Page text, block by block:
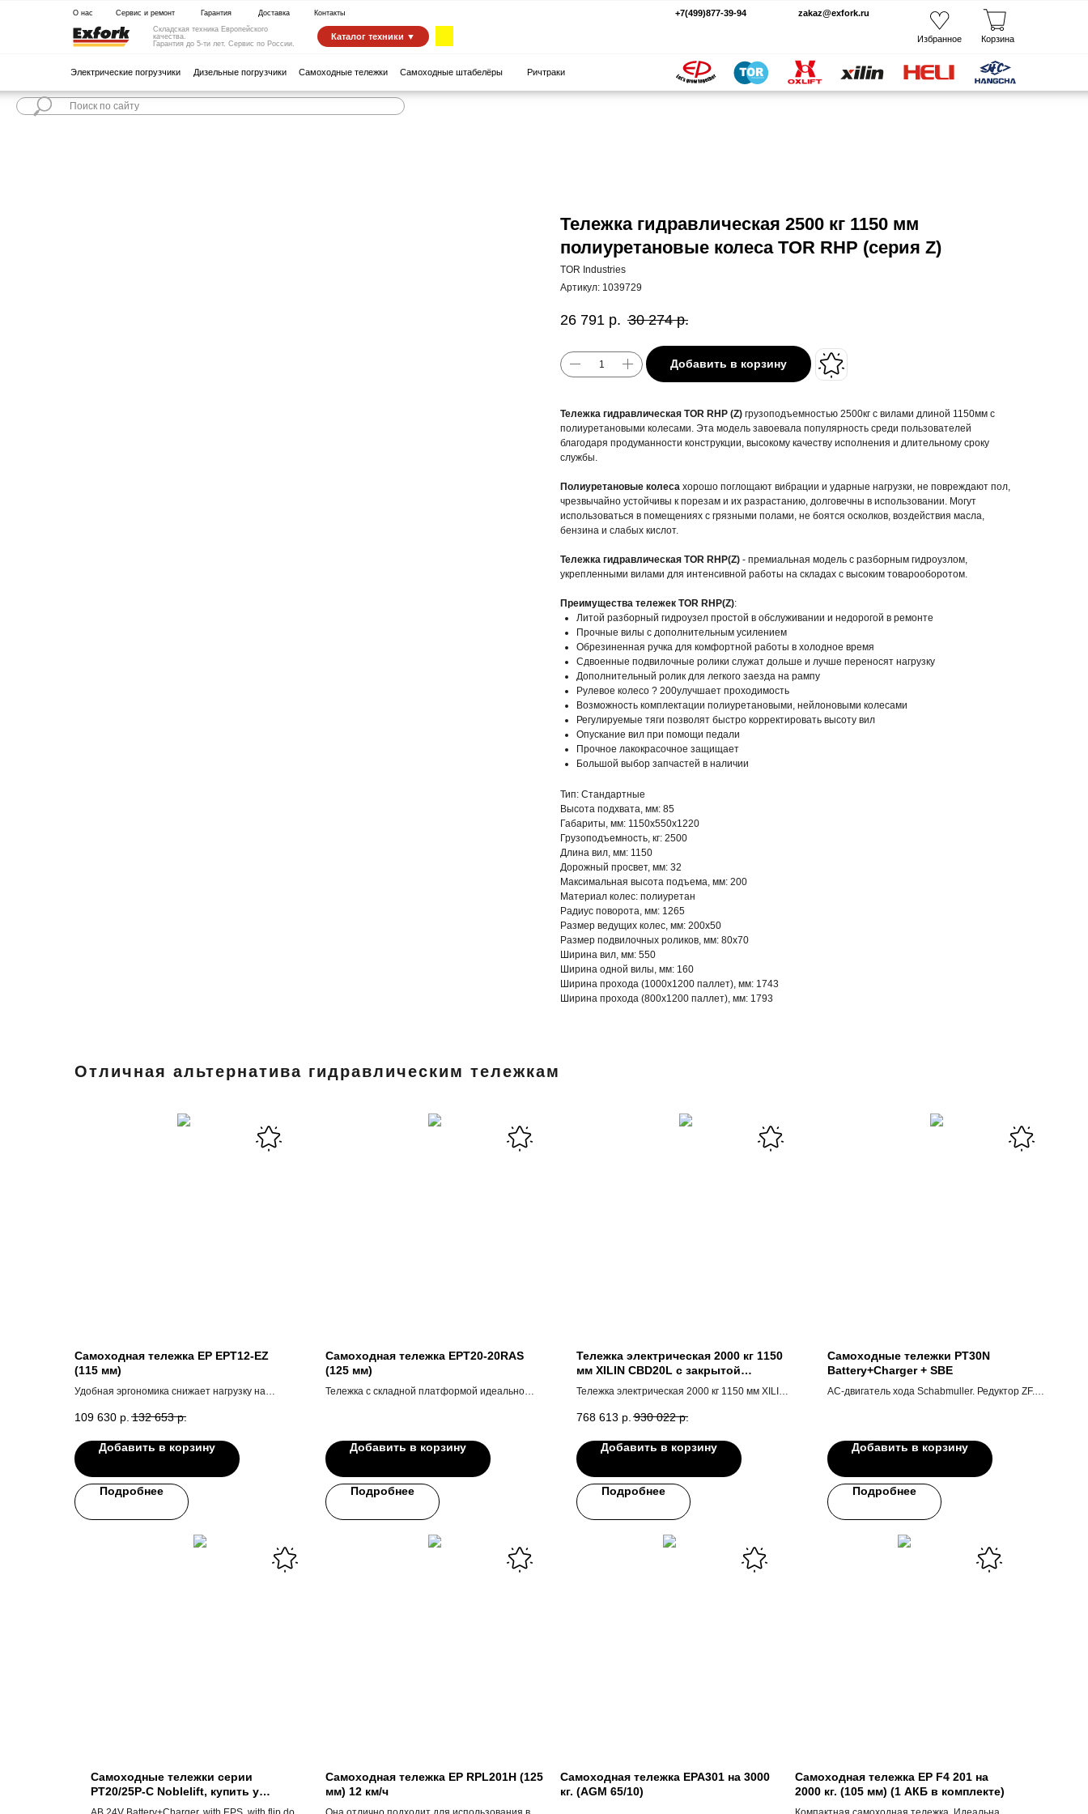
Каталог техники ▼
Складская техника Европейского
качества.
Гарантия до 5-ти лет. Сервис по России.
О нас Доставка
Сервис и ремонт Гарантия Контакты zakaz@exfork.ru
Тележка гидравлическая 2500 кг 1150 мм
полиуретановые колеса TOR RHP (серия Z)
TOR Industries
Артикул: 1039729
26 791 р. 30 274 р.
Добавить в корзину
Тележка гидравлическая TOR RHP (Z) грузоподъемностью 2500кг с вилами длиной 1150мм с
полиуретановыми колесами. Эта модель завоевала популярность среди пользователей
благодаря продуманности конструкции, высокому качеству исполнения и длительному сроку
службы.
Полиуретановые колеса хорошо поглощают вибрации и ударные нагрузки, не повреждают пол,
чрезвычайно устойчивы к порезам и их разрастанию, долговечны в использовании. Могут
использоваться в помещениях с грязными полами, не боятся осколков, воздействия масла,
бензина и слабых кислот.
Тележка гидравлическая TOR RHP(Z) - премиальная модель с разборным гидроузлом,
укрепленными вилами для интенсивной работы на складах с высоким товарооборотом.
Преимущества тележек TOR RHP(Z):
Литой разборный гидроузел простой в обслуживании и недорогой в ремонте
Прочные вилы с дополнительным усилением
Обрезиненная ручка для комфортной работы в холодное время
Сдвоенные подвилочные ролики служат дольше и лучше переносят нагрузку
Дополнительный ролик для легкого заезда на рампу
Рулевое колесо ? 200улучшает проходимость
Возможность комплектации полиуретановыми, нейлоновыми колесами
Регулируемые тяги позволят быстро корректировать высоту вил
Опускание вил при помощи педали
Прочное лакокрасочное защищает
Большой выбор запчастей в наличии
Тип: Стандартные
Высота подхвата, мм: 85
Габариты, мм: 1150х550х1220
Грузоподъемность, кг: 2500
Длина вил, мм: 1150
Дорожный просвет, мм: 32
Максимальная высота подъема, мм: 200
Материал колес: полиуретан
Радиус поворота, мм: 1265
Размер ведущих колес, мм: 200х50
Размер подвилочных роликов, мм: 80х70
Ширина вил, мм: 550
Ширина одной вилы, мм: 160
Ширина прохода (1000х1200 паллет), мм: 1743
Ширина прохода (800х1200 паллет), мм: 1793
Отличная альтернатива гидравлическим тележкам
Самоходная тележка EP EPT12-EZ
(115 мм)
Удобная эргономика снижает нагрузку на
безопасность.
109 630 р. 132 653 р.
Добавить в корзину
Подробнее
Самоходная тележка EPT20-20RAS
(125 мм)
Тележка с складной платформой идеально
проходами, таких как розничные магазины.
Добавить в корзину
Подробнее
Тележка электрическая 2000 кг 1150
мм XILIN CBD20L с закрытой
платформой
Тележка электрическая 2000 кг 1150 мм XILIN
768 613 р. 930 022 р.
Добавить в корзину
Подробнее
Самоходные тележки PT30N
Battery+Charger + SBE
АС-двигатель хода Schabmuller. Редуктор ZF.
CAN-BUS. Автоматическое зарядное
Добавить в корзину
Подробнее
Самоходные тележки серии
PT20/25P-C Noblelift, купить у
официального дилера
Самоходная тележка EP RPL201H (125
мм) 12 км/ч
Самоходная тележка EPA301 на 3000
кг. (AGM 65/10)
Самоходная тележка EP F4 201 на
2000 кг. (105 мм) (1 АКБ в комплекте)